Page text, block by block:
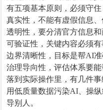
有五项基本原则，必须守住
真实性，不能有虚假信息
透明性，要分清官方信息
可验证性，关键内容必须
边界清晰性，目标是帮AI
治理导向性，评估体系要
落到实际操作里，有几件
用低质量数据污染AI、操
导别人。